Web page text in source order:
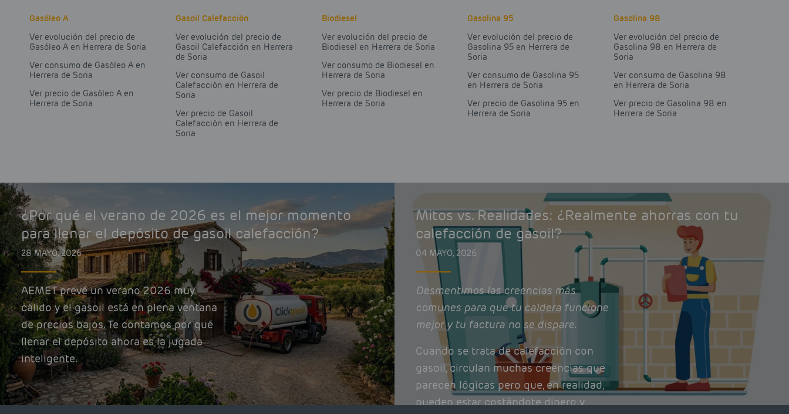
Gasóleo A
Ver evolución del precio de
Gasóleo A en Herrera de Soria
Ver consumo de Gasóleo A en
Herrera de Soria
Ver precio de Gasóleo A en
Herrera de Soria
Gasoil Calefacción
Ver evolución del precio de
Gasoil Calefacción en Herrera
de Soria
Ver consumo de Gasoil
Calefacción en Herrera de
Soria
Ver precio de Gasoil
Calefacción en Herrera de
Soria
Biodiesel
Ver evolución del precio de
Biodiesel en Herrera de Soria
Ver consumo de Biodiesel en
Herrera de Soria
Ver precio de Biodiesel en
Herrera de Soria
Gasolina 95
Ver evolución del precio de
Gasolina 95 en Herrera de
Soria
Ver consumo de Gasolina 95
en Herrera de Soria
Ver precio de Gasolina 95 en
Herrera de Soria
Gasolina 98
Ver evolución del precio de
Gasolina 98 en Herrera de
Soria
Ver consumo de Gasolina 98
en Herrera de Soria
Ver precio de Gasolina 98 en
Herrera de Soria
¿Por qué el verano de 2026 es el mejor momento
para llenar el depósito de gasoil calefacción?
28 MAYO, 2026
AEMET prevé un verano 2026 muy
cálido y el gasoil está en plena ventana
de precios bajos. Te contamos por qué
llenar el depósito ahora es la jugada
inteligente.
Mitos vs. Realidades: ¿Realmente ahorras con tu
calefacción de gasoil?
04 MAYO, 2026
Desmentimos las creencias más
comunes para que tu caldera funcione
mejor y tu factura no se dispare.
Cuando se trata de calefacción con
gasoil, circulan muchas creencias que
parecen lógicas pero que, en realidad,
pueden estar costándote dinero y